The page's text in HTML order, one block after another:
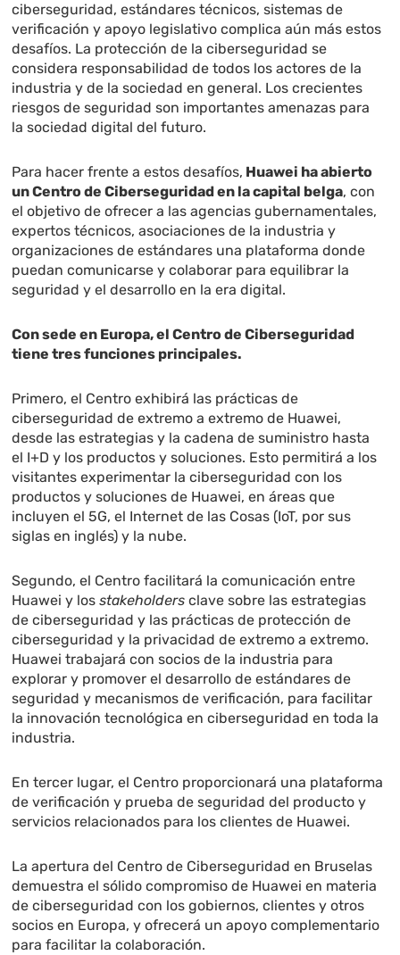
ciberseguridad, estándares técnicos, sistemas de
verificación y apoyo legislativo complica aún más estos
desafíos. La protección de la ciberseguridad se
considera responsabilidad de todos los actores de la
industria y de la sociedad en general. Los crecientes
riesgos de seguridad son importantes amenazas para
la sociedad digital del futuro.
Para hacer frente a estos desafíos, Huawei ha abierto
un Centro de Ciberseguridad en la capital belga, con
el objetivo de ofrecer a las agencias gubernamentales,
expertos técnicos, asociaciones de la industria y
organizaciones de estándares una plataforma donde
puedan comunicarse y colaborar para equilibrar la
seguridad y el desarrollo en la era digital.
Con sede en Europa, el Centro de Ciberseguridad
tiene tres funciones principales.
Primero, el Centro exhibirá las prácticas de
ciberseguridad de extremo a extremo de Huawei,
desde las estrategias y la cadena de suministro hasta
el I+D y los productos y soluciones. Esto permitirá a los
visitantes experimentar la ciberseguridad con los
productos y soluciones de Huawei, en áreas que
incluyen el 5G, el Internet de las Cosas (IoT, por sus
siglas en inglés) y la nube.
Segundo, el Centro facilitará la comunicación entre
Huawei y losstakeholders clave sobre las estrategias
de ciberseguridad y las prácticas de protección de
ciberseguridad y la privacidad de extremo a extremo.
Huawei trabajará con socios de la industria para
explorar y promover el desarrollo de estándares de
seguridad y mecanismos de verificación, para facilitar
la innovación tecnológica en ciberseguridad en toda la
industria.
En tercer lugar, el Centro proporcionará una plataforma
de verificación y prueba de seguridad del producto y
servicios relacionados para los clientes de Huawei.
La apertura del Centro de Ciberseguridad en Bruselas
demuestra el sólido compromiso de Huawei en materia
de ciberseguridad con los gobiernos, clientes y otros
socios en Europa, y ofrecerá un apoyo complementario
para facilitar la colaboración.